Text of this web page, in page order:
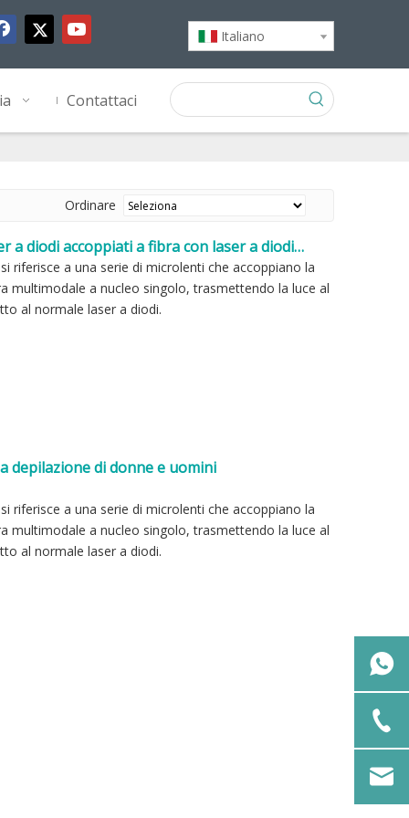
Italiano
Contattaci
Ordinare
a diodi accoppiati a fibra con laser a diodi
riferisce a una serie di microlenti che accoppiano la
multimodale a nucleo singolo, trasmettendo la luce al
al normale laser a diodi.
depilazione di donne e uomini
riferisce a una serie di microlenti che accoppiano la
multimodale a nucleo singolo, trasmettendo la luce al
al normale laser a diodi.